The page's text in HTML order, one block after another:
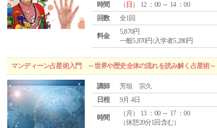
時間
（ 日 ） 12 ：00 ～ 14 ：00
回数
全1回
料金
5,870円
一般5,870円/入学者5,280円
マンディーン占星術入門 ～世界や歴史全体の流れを読み解く占星術～
講師
芳垣 宗久
日程
9月 4日
時間
（ 月 ） 13 ：00 ～ 17 ：00
（休憩20分1回含む）